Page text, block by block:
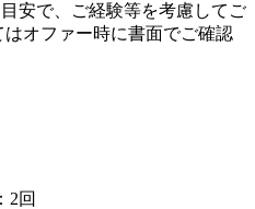
安で、ご経験等を考慮してご
オファー時に書面でご確認
2回